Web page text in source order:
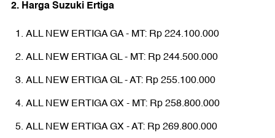
2. Harga Suzuki Ertiga
ALL NEW ERTIGA GA - MT: Rp 224.100.000
ALL NEW ERTIGA GL - MT: Rp 244.500.000
ALL NEW ERTIGA GL - AT: Rp 255.100.000
ALL NEW ERTIGA GX - MT: Rp 258.800.000
ALL NEW ERTIGA GX - AT: Rp 269.800.000